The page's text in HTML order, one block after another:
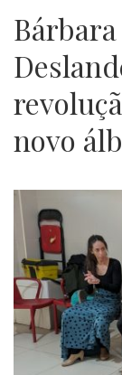
novo